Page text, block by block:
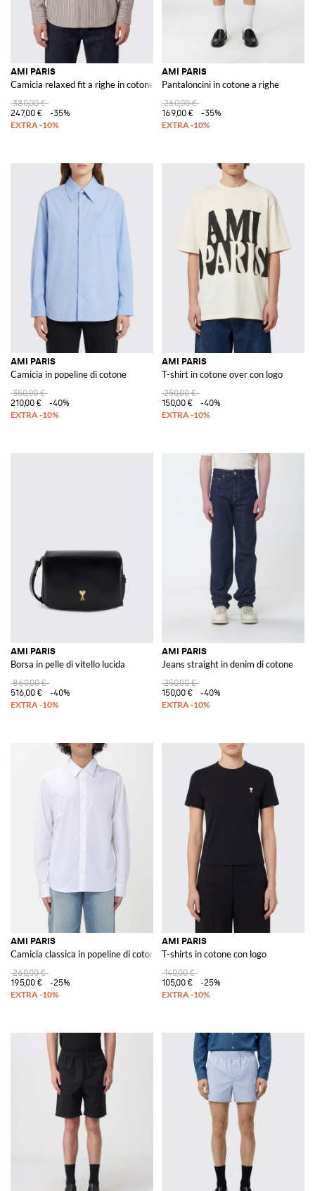
AMI PARIS
Camicia relaxed fit a righe in cotone con tasca a toppa e colletto a punta
380,00 €
247,00 €
-35%
AMI PARIS
Pantaloncini in cotone a righe
260,00 €
169,00 €
-35%
AMI PARIS
Camicia in popeline di cotone
350,00 €
210,00 €
-40%
AMI PARIS
T-shirt in cotone over con logo
250,00 €
150,00 €
-40%
AMI PARIS
Borsa in pelle di vitello lucida
860,00 €
516,00 €
-40%
AMI PARIS
Jeans straight in denim di cotone
250,00 €
150,00 €
-40%
AMI PARIS
Camicia classica in popeline di cotone
260,00 €
195,00 €
-25%
AMI PARIS
T-shirts in cotone con logo
140,00 €
105,00 €
-25%